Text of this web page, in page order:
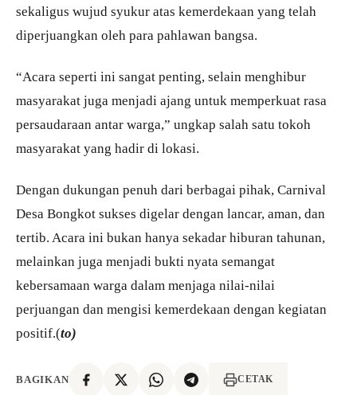
sekaligus wujud syukur atas kemerdekaan yang telah
diperjuangkan oleh para pahlawan bangsa.
“Acara seperti ini sangat penting, selain menghibur
masyarakat juga menjadi ajang untuk memperkuat rasa
persaudaraan antar warga,” ungkap salah satu tokoh
masyarakat yang hadir di lokasi.
Dengan dukungan penuh dari berbagai pihak, Carnival
Desa Bongkot sukses digelar dengan lancar, aman, dan
tertib. Acara ini bukan hanya sekadar hiburan tahunan,
melainkan juga menjadi bukti nyata semangat
kebersamaan warga dalam menjaga nilai-nilai
perjuangan dan mengisi kemerdekaan dengan kegiatan
positif.(to)
BAGIKAN CETAK